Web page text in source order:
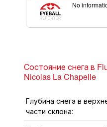
No
Состояние снега в
Nicolas La Chapelle
Глубина снега в
части склона: